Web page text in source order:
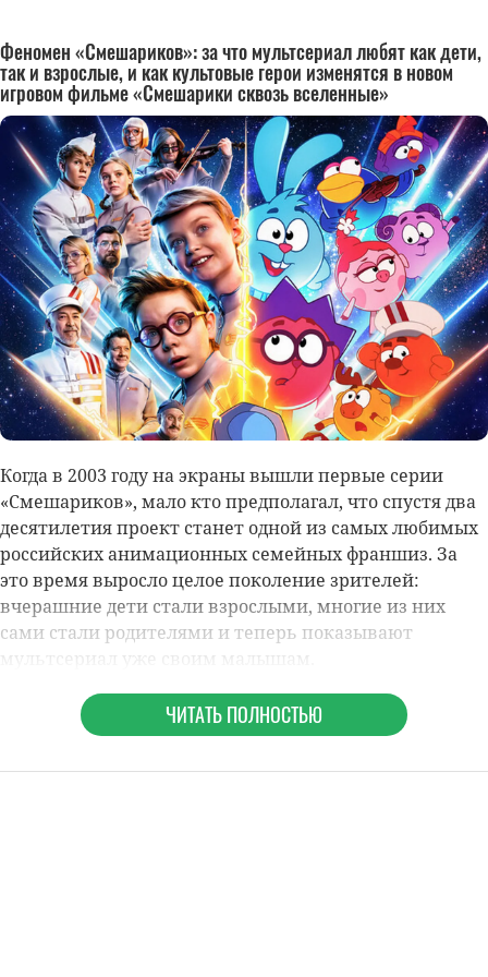
Феномен «Смешариков»: за что мультсериал любят как дети,
так и взрослые, и как культовые герои изменятся в новом
игровом фильме «Смешарики сквозь вселенные»
Когда в 2003 году на экраны вышли первые серии
«Смешариков», мало кто предполагал, что спустя два
десятилетия проект станет одной из самых любимых
российских анимационных семейных франшиз. За
это время выросло целое поколение зрителей:
вчерашние дети стали взрослыми, многие из них
сами стали родителями и теперь показывают
ЧИТАТЬ ПОЛНОСТЬЮ